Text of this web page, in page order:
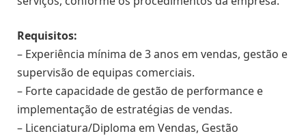
Requisitos:
– Experiência mínima de 3 anos em vendas, gestão e
supervisão de equipas comerciais.
– Forte capacidade de gestão de performance e
implementação de estratégias de vendas.
– Licenciatura/Diploma em Vendas, Gestão